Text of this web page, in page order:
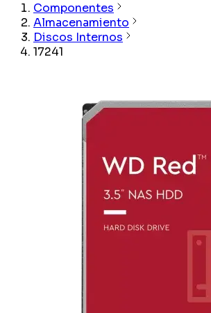
Componentes
Almacenamiento
Discos Internos
17241